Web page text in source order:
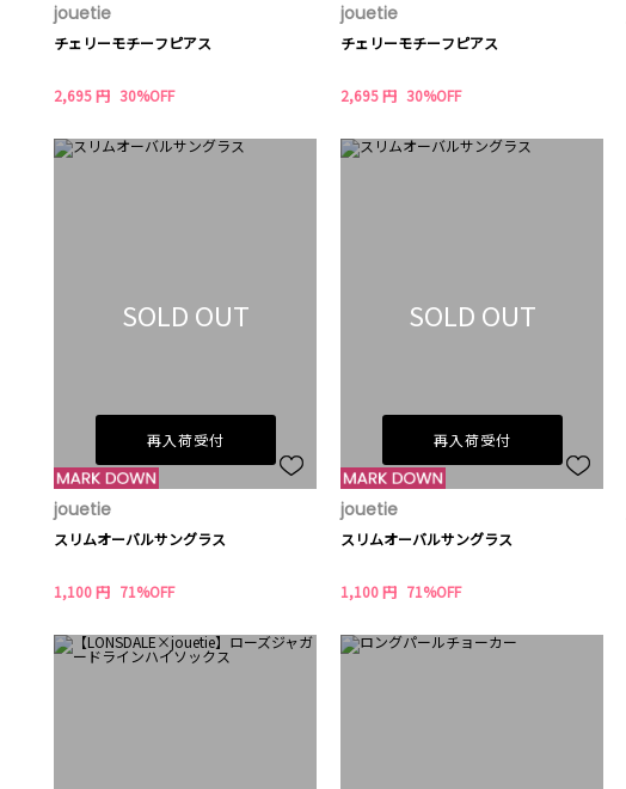
jouetie
チェリーモチーフピアス
2,695 円 30%OFF
jouetie
チェリーモチーフピアス
2,695 円 30%OFF
SOLD OUT
再入荷受付
jouetie
スリムオーバルサングラス
1,100 円 71%OFF
SOLD OUT
再入荷受付
jouetie
スリムオーバルサングラス
1,100 円 71%OFF